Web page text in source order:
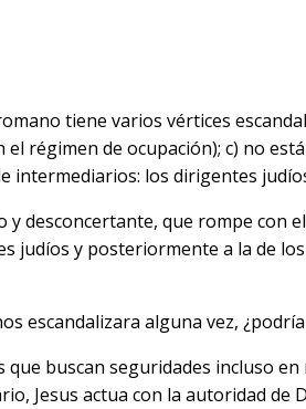
tiene varios vértices
régimen de ocupación); c) no
intermediarios: los dirigentes
desconcertante, que rompe con
judíos y posteriormente a la de
escandalizara alguna vez,
buscan seguridades incluso
Jesus actua con la autoridad